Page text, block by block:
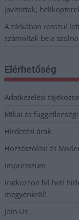
javítottak,
A zárkában rosszul
számoltak be a
Elérhetőség
Adatkezelési
Etikai és
Hirdetési árak
Hozzászólási és
Impresszum
Iratkozzon fel heti
megyénkről!
Join Us